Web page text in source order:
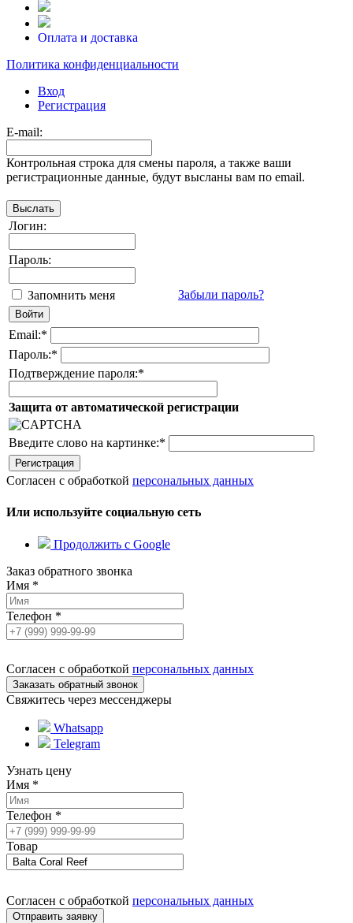
Оплата и доставка
Политика конфиденциальности
Вход
Регистрация
E-mail:
Контрольная строка для смены пароля, а также ваши
регистрационные данные, будут высланы вам по email.
Логин:
Пароль:
Запомнить меня Забыли пароль?
Email:*
Пароль:*
Подтверждение пароля:*
Защита от автоматической регистрации
Введите слово на картинке:*
Согласен с обработкой персональных данных
Или используйте социальную сеть
Продолжить с Google
Заказ обратного звонка
Имя *
Телефон *
Согласен с обработкой персональных данных
Свяжитесь через мессенджеры
Whatsapp
Telegram
Узнать цену
Имя *
Телефон *
Товар
Согласен с обработкой персональных данных